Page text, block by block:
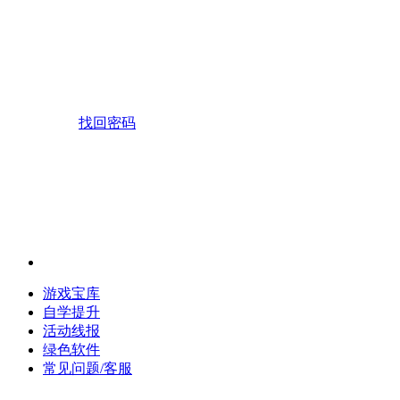
找回密码
游戏宝库
自学提升
活动线报
绿色软件
常见问题/客服